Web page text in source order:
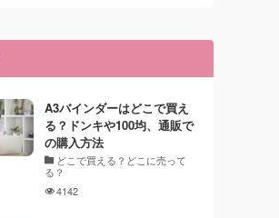
A3バインダーはどこで買え
る？ドンキや100均、通販で
の購入方法
どこで買える？どこに売って
る？
4142